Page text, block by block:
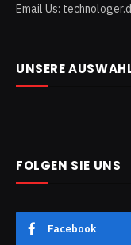
Email Us:
UNSERE
FOLGEN SIE UNS
Facebook